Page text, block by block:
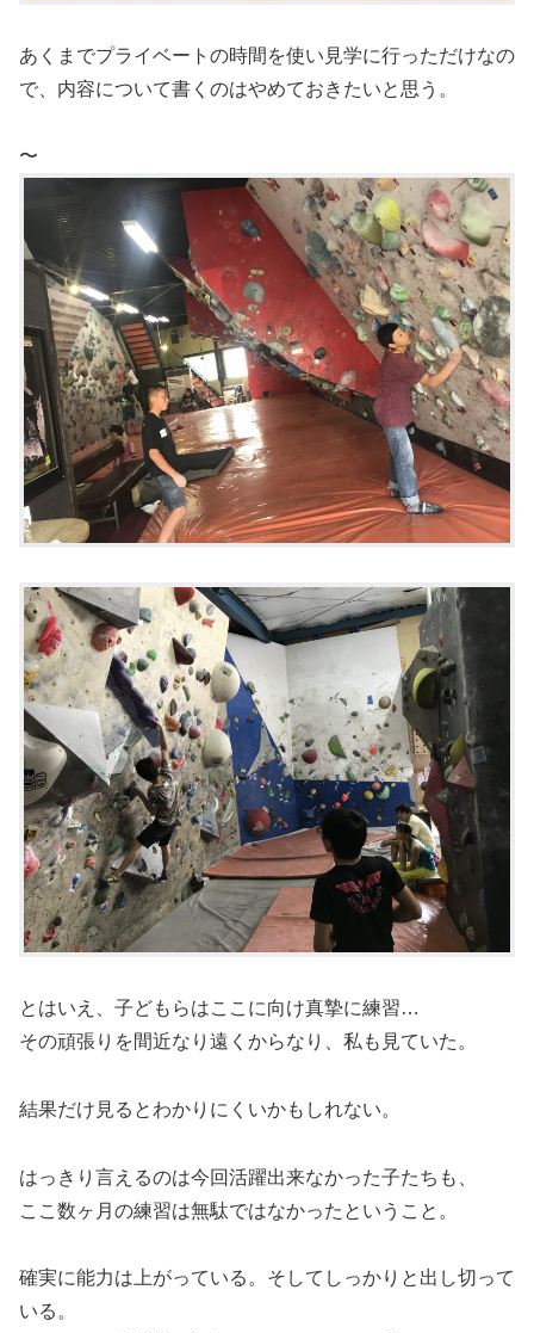
あくまでプライベートの時間を使い見学に行っただけなの
で、内容について書くのはやめておきたいと思う。
〜
とはいえ、子どもらはここに向け真摯に練習…
その頑張りを間近なり遠くからなり、私も見ていた。
結果だけ見るとわかりにくいかもしれない。
はっきり言えるのは今回活躍出来なかった子たちも、
ここ数ヶ月の練習は無駄ではなかったということ。
確実に能力は上がっている。そしてしっかりと出し切って
いる。